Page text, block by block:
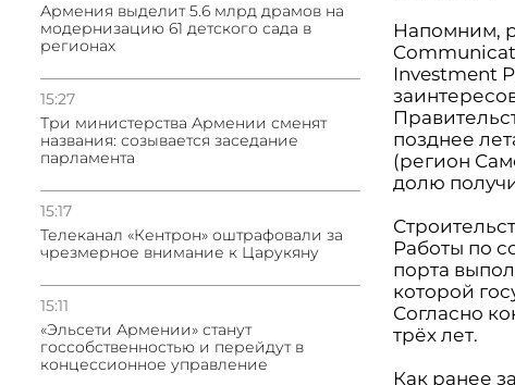
Армения выделит 5.6 млрд драмов на
модернизацию 61 детского сада в
регионах
15:27
Три министерства Армении сменят
названия: созывается заседание
парламента
15:17
Телеканал «Кентрон» оштрафовали за
чрезмерное внимание к Царукяну
15:11
«Эльсети Армении» станут
госсобственностью и перейдут в
концессионное управление
Напомним,
Investment
позднее
(регион
долю
Работы по
порта
которой
Согласно
трёх лет.
Как ранее